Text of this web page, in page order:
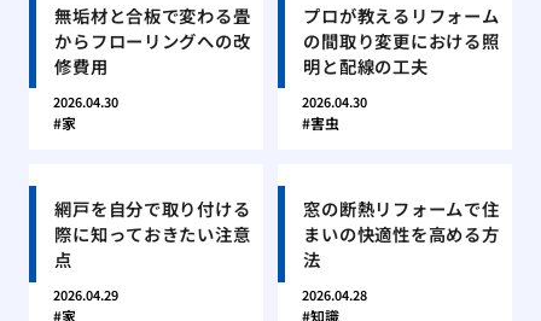
無垢材と合板で変わる畳
からフローリングへの改
修費用
2026.04.30
家
プロが教えるリフォーム
の間取り変更における照
明と配線の工夫
2026.04.30
害虫
網戸を自分で取り付ける
際に知っておきたい注意
点
2026.04.29
家
窓の断熱リフォームで住
まいの快適性を高める方
法
2026.04.28
知識